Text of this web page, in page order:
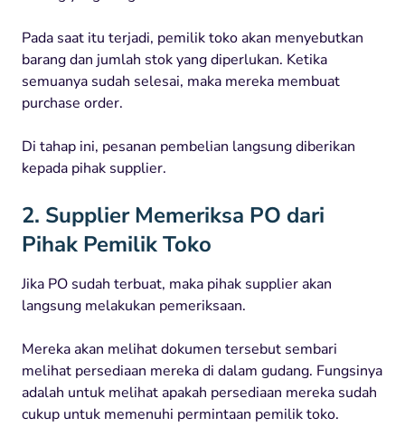
Pada saat itu terjadi, pemilik toko akan menyebutkan
barang dan jumlah stok yang diperlukan. Ketika
semuanya sudah selesai, maka mereka membuat
purchase order.
Di tahap ini, pesanan pembelian langsung diberikan
kepada pihak supplier.
2. Supplier Memeriksa PO dari
Pihak Pemilik Toko
Jika PO sudah terbuat, maka pihak supplier akan
langsung melakukan pemeriksaan.
Mereka akan melihat dokumen tersebut sembari
melihat persediaan mereka di dalam gudang. Fungsinya
adalah untuk melihat apakah persediaan mereka sudah
cukup untuk memenuhi permintaan pemilik toko.